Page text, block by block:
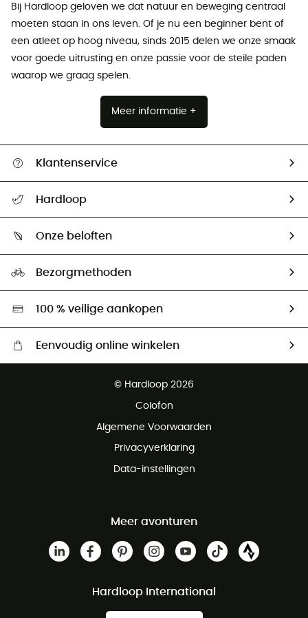
Bij Hardloop geloven we dat natuur en beweging centraal
moeten staan ​​in ons leven. Of je nu een beginner bent of
een atleet op hoog niveau, sinds 2015 delen we onze smaak
voor goede uitrusting en onze passie voor de steile paden
waarop we graag spelen.
Meer informatie +
Klantenservice
Mijn zending volgen
Retourzendingen & Terugbetalingen
Hardloop
Onze beloften
Bezorgmethoden
100 % veilige aankopen
Eenvoudig online winkelen
Gratis retourneren binnen 100 dagen
© Hardloop 2026
Colofon
Algemene Voorwaarden
Privacyverklaring
Data-instellingen
Meer avonturen
Hardloop International